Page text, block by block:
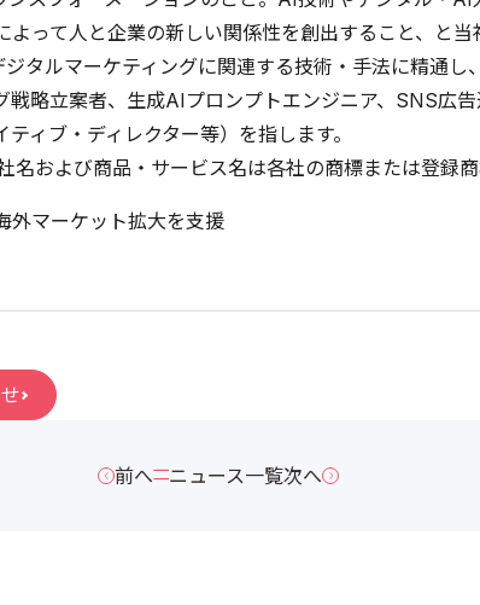
って人と企業の新しい関係性を創出すること、と当
タルマーケティングに関連する技術・手法に精通し
略立案者、生成AIプロンプトエンジニア、SNS広告
ィブ・ディレクター等）を指します。
名および商品・サービス名は各社の商標または登録商
外マーケット拡大を支援
前へ ニュース一覧次へ